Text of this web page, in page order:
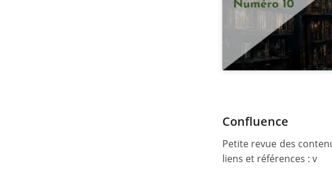
Confluence
Petite revue des
liens et références : v